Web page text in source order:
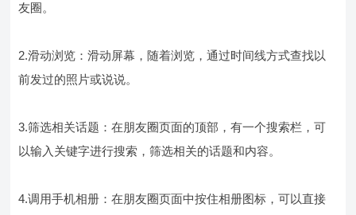
友圈。
2.滑动浏览：滑动屏幕，随着浏览，通过时间线方式查找以
前发过的照片或说说。
3.筛选相关话题：在朋友圈页面的顶部，有一个搜索栏，可
以输入关键字进行搜索，筛选相关的话题和内容。
4.调用手机相册：在朋友圈页面中按住相册图标，可以直接